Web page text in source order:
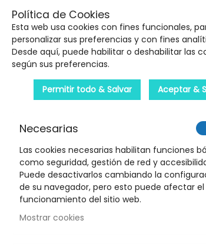
5€ DE DESCUENTO
PRODUCTOS
Política de Cookies
Esta web usa cookies con fines funcionales,
personalizar sus preferencias y con fines
Desde aquí, puede habilitar o deshabilitar las
según sus preferencias.
Permitir todo & Salvar Aceptar &
Necesarias
Las cookies necesarias habilitan funciones
como seguridad, gestión de red y
Puede desactivarlos cambiando la
de su navegador, pero esto puede afectar el
funcionamiento del sitio web.
Mostrar cookies